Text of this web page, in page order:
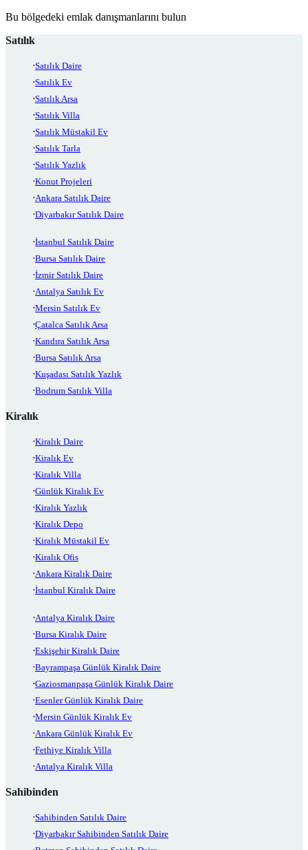
Bu bölgedeki emlak danışmanlarını bulun
Satılık
Satılık Daire
Satılık Ev
Satılık Arsa
Satılık Villa
Satılık Müstakil Ev
Satılık Tarla
Satılık Yazlık
Konut Projeleri
Ankara Satılık Daire
Diyarbakır Satılık Daire
İstanbul Satılık Daire
Bursa Satılık Daire
İzmir Satılık Daire
Antalya Satılık Ev
Mersin Satılık Ev
Çatalca Satılık Arsa
Kandıra Satılık Arsa
Bursa Satılık Arsa
Kuşadası Satılık Yazlık
Bodrum Satılık Villa
Kiralık
Kiralık Daire
Kiralık Ev
Kiralık Villa
Günlük Kiralık Ev
Kiralık Yazlık
Kiralık Depo
Kiralık Müstakil Ev
Kiralık Ofis
Ankara Kiralık Daire
İstanbul Kiralık Daire
Antalya Kiralık Daire
Bursa Kiralık Daire
Eskişehir Kiralık Daire
Bayrampaşa Günlük Kiralık Daire
Gaziosmanpaşa Günlük Kiralık Daire
Esenler Günlük Kiralık Daire
Mersin Günlük Kiralık Ev
Ankara Günlük Kiralık Ev
Fethiye Kiralık Villa
Antalya Kiralık Villa
Sahibinden
Sahibinden Satılık Daire
Diyarbakır Sahibinden Satılık Daire